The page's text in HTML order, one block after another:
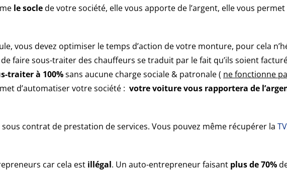
le soclede votre société, elle vous apporte de l’argent, elle vous
vous devez optimiser le temps d’action de votre monture, pour cela
faire sous-traiter des chauffeurs se traduit par le fait qu’ils soient
traiter à 100%sans aucune charge sociale & patronale ( ne fonctionne
d’automatiser votre société : votre voiture vous rapportera de
sous contrat de prestation de services. Vous pouvez même récupérer la
car cela est illégal. Un auto-entrepreneur faisant plus de 70%